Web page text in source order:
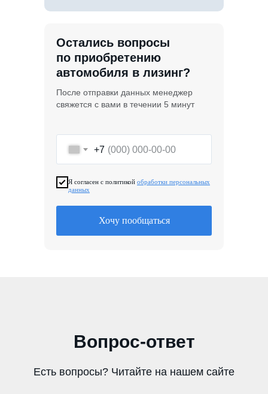
+7
Я согласен с политикой обработки персональных
данных
Хочу пообщаться
Остались вопросы
по приобретению
автомобиля в лизинг?
После отправки данных менеджер
свяжется с вами в течении 5 минут
Вопрос-ответ
Есть вопросы? Читайте на нашем сайте